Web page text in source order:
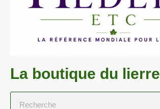
La boutique du lierre